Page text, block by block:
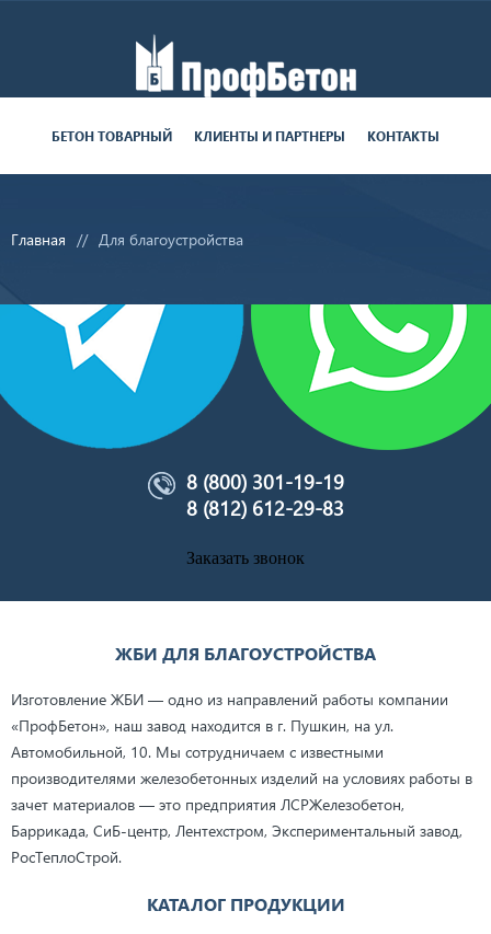
Работаем пн-пт с 9:00 до 19:00
поставки круглосуточно
8 (800) 301-19-19
8 (812) 612-29-83
Заказать звонок
БЕТОН ТОВАРНЫЙ КЛИЕНТЫ И ПАРТНЕРЫ КОНТАКТЫ
Главная Для благоустройства
ЖБИ ДЛЯ БЛАГОУСТРОЙСТВА
Изготовление ЖБИ — одно из направлений работы компании
«ПрофБетон», наш завод находится в г. Пушкин, на ул.
Автомобильной, 10. Мы сотрудничаем с известными
производителями железобетонных изделий на условиях работы в
зачет материалов — это предприятия ЛСРЖелезобетон,
Баррикада, СиБ-центр, Лентехстром, Экспериментальный завод,
РосТеплоСтрой.
КАТАЛОГ ПРОДУКЦИИ